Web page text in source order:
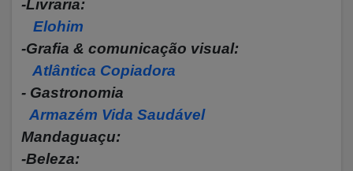
-Livraria:
Elohim
-Grafia & comunicação visual:
Atlântica Copiadora
- Gastronomia
Armazém Vida Saudável
Mandaguaçu:
-Beleza: